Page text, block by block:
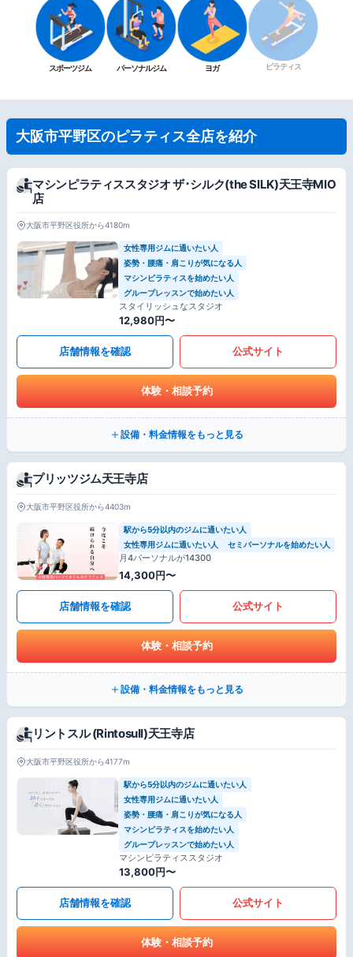
スポーツジム パーソナルジム ヨガ ピラティス
大阪市平野区のピラティス全店を紹介
マシンピラティススタジオ ザ･シルク(the SILK)天王寺MIO
店
大阪市平野区役所から4180m
女性専用ジムに通いたい人
姿勢・腰痛・肩こりが気になる人
マシンピラティスを始めたい人
グループレッスンで始めたい人
スタイリッシュなスタジオ
12,980円〜
店舗情報を確認 公式サイト
体験・相談予約
設備・料金情報をもっと見る
プリッツジム天王寺店
大阪市平野区役所から4403m
駅から5分以内のジムに通いたい人
女性専用ジムに通いたい人
セミパーソナルを始めたい人
月4パーソナルが14300
14,300円〜
店舗情報を確認 公式サイト
体験・相談予約
設備・料金情報をもっと見る
リントスル (Rintosull)天王寺店
大阪市平野区役所から4177m
駅から5分以内のジムに通いたい人
女性専用ジムに通いたい人
姿勢・腰痛・肩こりが気になる人
マシンピラティスを始めたい人
グループレッスンで始めたい人
マシンピラティススタジオ
13,800円〜
店舗情報を確認 公式サイト
体験・相談予約